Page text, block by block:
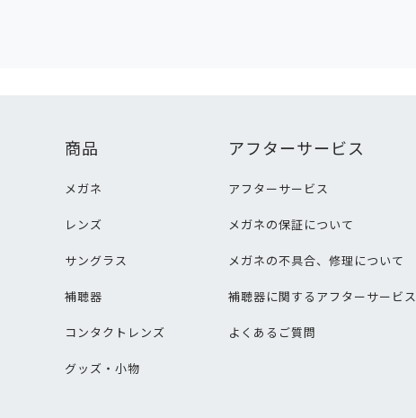
商品
メガネ
レンズ
サングラス
補聴器
コンタクトレンズ
グッズ・小物
アフターサービス
アフターサービス
メガネの保証について
メガネの不具合、修理について
補聴器に関するアフターサービス
よくあるご質問